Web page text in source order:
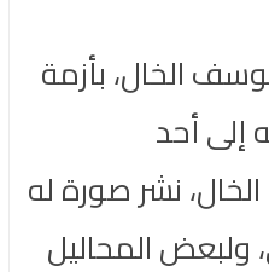
الخال، بأزمة
إلى أحد
نشر صورة له
المحاليل